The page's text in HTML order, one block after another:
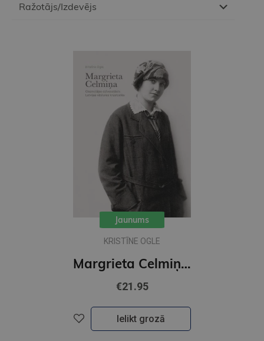
Ražotājs/Izdevējs
Jaunums
KRISTĪNE OGLE
Margrieta Celmiņa. Gleznotājas dzīvesstāsts Latvijas vēstures krustcelēs
€21.95
Ielikt grozā